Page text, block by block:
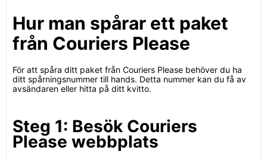
Hur man spårar ett paket
från Couriers Please
För att spåra ditt paket från Couriers Please behöver du ha
ditt spårningsnummer till hands. Detta nummer kan du få av
avsändaren eller hitta på ditt kvitto.
Steg 1: Besök Couriers
Please webbplats